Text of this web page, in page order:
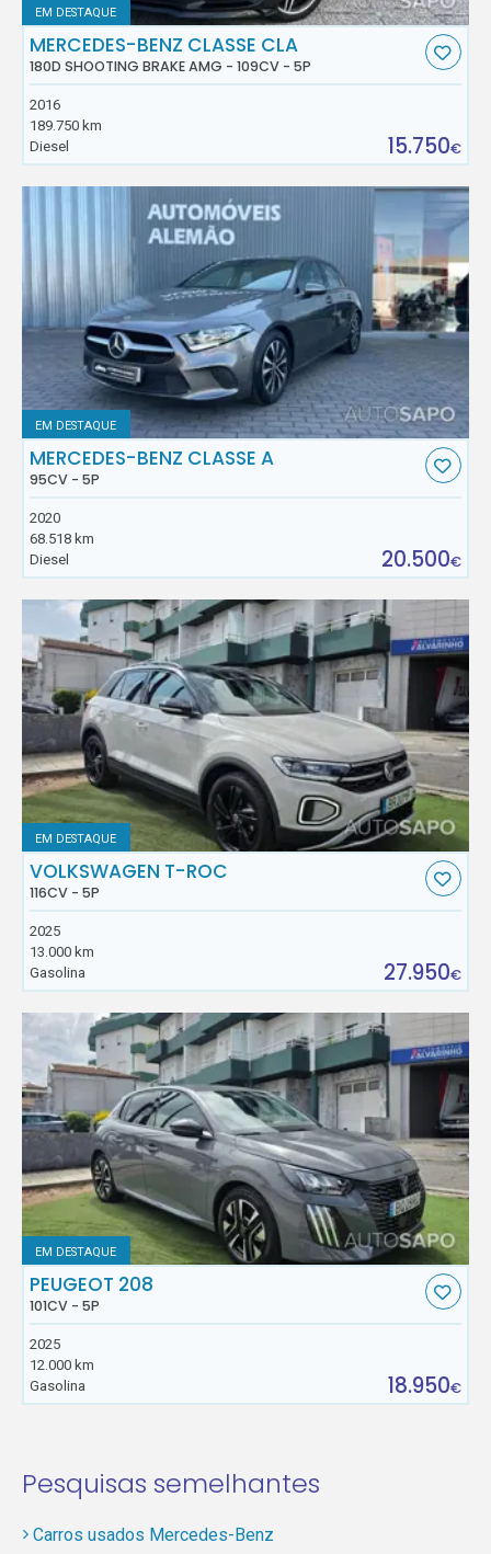
EM DESTAQUE
MERCEDES-BENZ CLASSE CLA
180D SHOOTING BRAKE AMG - 109CV - 5P
2016
189.750 km
Diesel
15.750€
EM DESTAQUE
MERCEDES-BENZ CLASSE A
95CV - 5P
2020
68.518 km
Diesel
20.500€
EM DESTAQUE
VOLKSWAGEN T-ROC
116CV - 5P
2025
13.000 km
Gasolina
27.950€
EM DESTAQUE
PEUGEOT 208
101CV - 5P
2025
12.000 km
Gasolina
18.950€
Pesquisas semelhantes
Carros usados Mercedes-Benz